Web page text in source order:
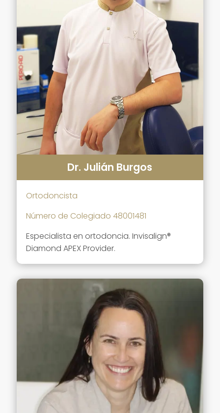
Dr. Julián Burgos
Ortodoncista
Número de Colegiado 48001481
Especialista en ortodoncia. Invisalign®
Diamond APEX Provider.